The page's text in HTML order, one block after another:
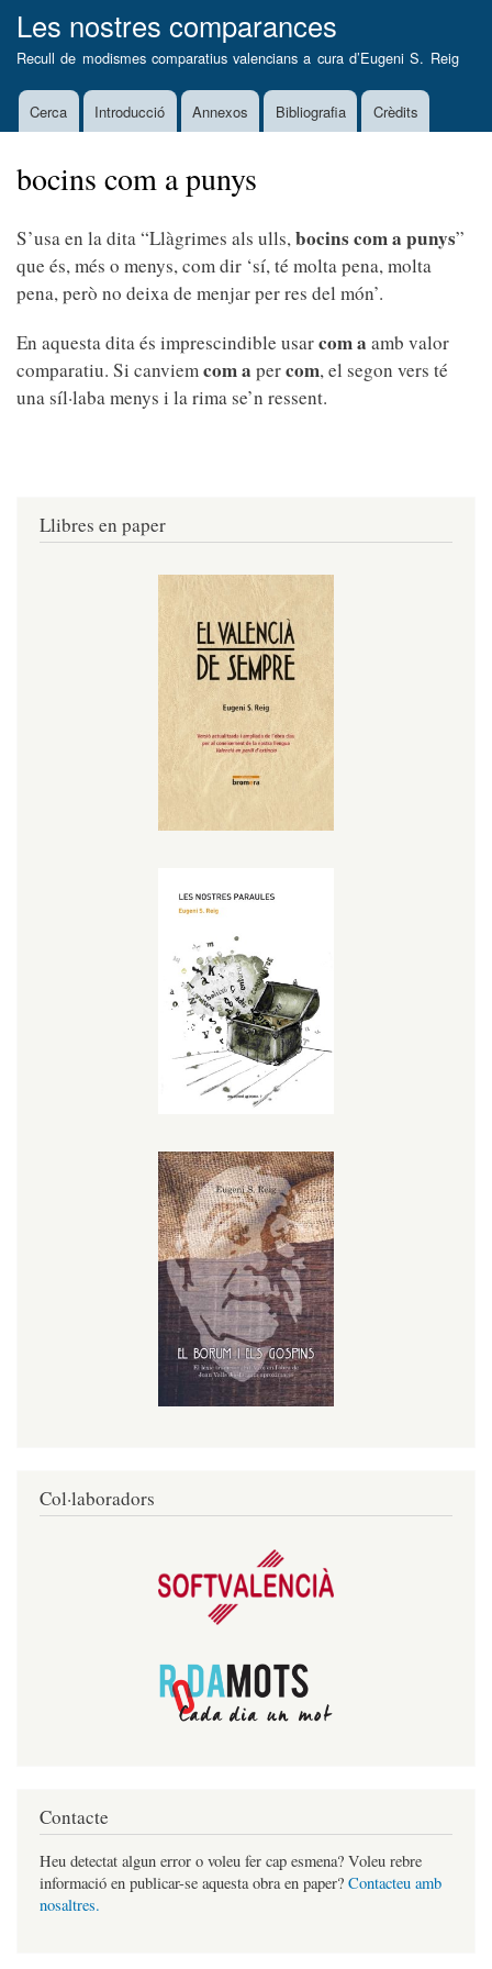
al
contingut
Les nostres comparances
Recull de modismes comparatius valencians a cura d’Eugeni S. Reig
MainCerca Introducció Annexos Bibliografia Crèdits
bocins com a punys
S’usa en la dita “Llàgrimes als ulls, bocins com a punys”
que és, més o menys, com dir ‘sí, té molta pena, molta
pena, però no deixa de menjar per res del món’.
En aquesta dita és imprescindible usarcom a amb valor
comparatiu. Si canviemcom a percom, el segon vers té
una síl·laba menys i la rima se’n ressent.
Llibres en paper
Col·laboradors
Contacte
Heu detectat algun error o voleu fer cap esmena? Voleu rebre
informació en publicar-se aquesta obra en paper? Contacteu amb
nosaltres.